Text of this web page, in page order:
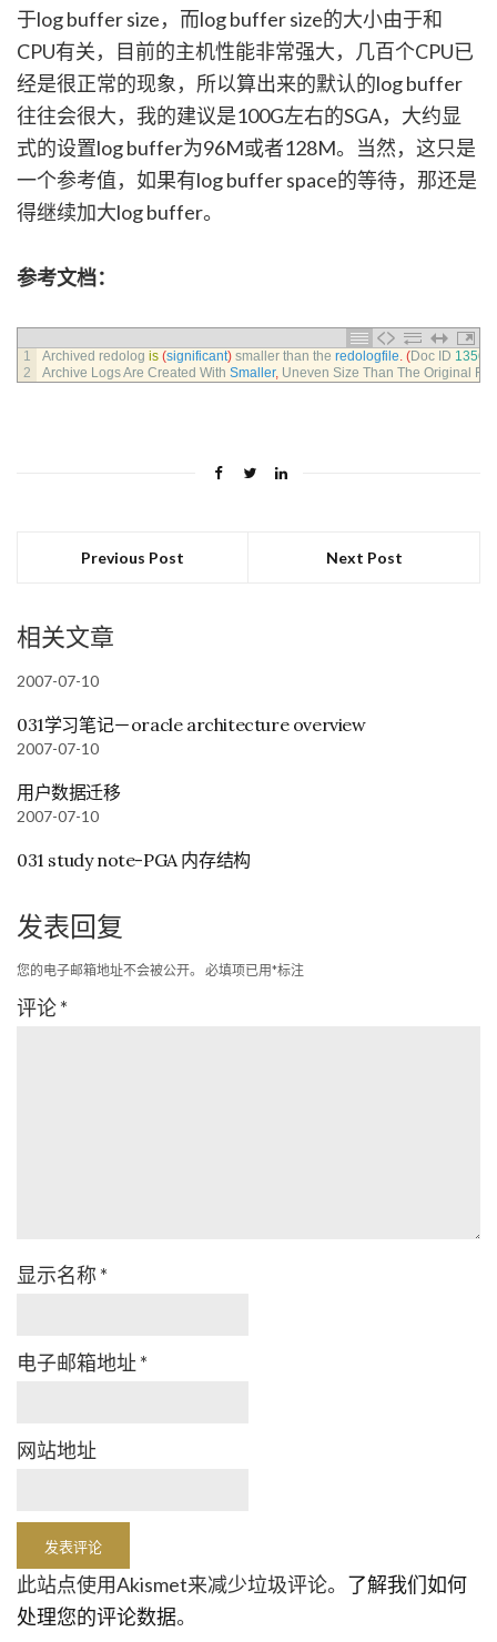
于log buffer size，而log buffer size的大小由于和
CPU有关，目前的主机性能非常强大，几百个CPU已
经是很正常的现象，所以算出来的默认的log buffer
往往会很大，我的建议是100G左右的SGA，大约显
式的设置log buffer为96M或者128M。当然，这只是
一个参考值，如果有log buffer space的等待，那还是
得继续加大log buffer。
参考文档：
1
2
Archived redolog is (significant) smaller than the redologfile. (Doc ID
Archive Logs Are Created With Smaller, Uneven Size Than The Original
Previous Post Next Post
相关文章
2007-07-10
031学习笔记－oracle architecture overview
2007-07-10
用户数据迁移
2007-07-10
031 study note-PGA 内存结构
发表回复
您的电子邮箱地址不会被公开。 必填项已用*标注
评论*
显示名称 *
电子邮箱地址 *
网站地址
此站点使用Akismet来减少垃圾评论。 了解我们如何
处理您的评论数据。